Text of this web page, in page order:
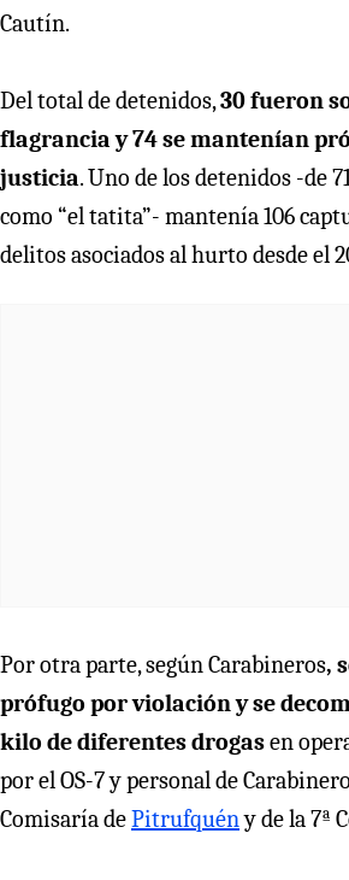
Cautín.
Del total de detenidos,30 fueron
flagrancia y 74 se mantenían
justicia. Uno de los detenidos -de
como “el tatita”- mantenía 106
delitos asociados al hurto desde el
Por otra parte, según Carabineros,
prófugo por violación y se
kilo de diferentes drogasen
por el OS-7 y personal de
Comisaría dePitrufquény de la 7ª